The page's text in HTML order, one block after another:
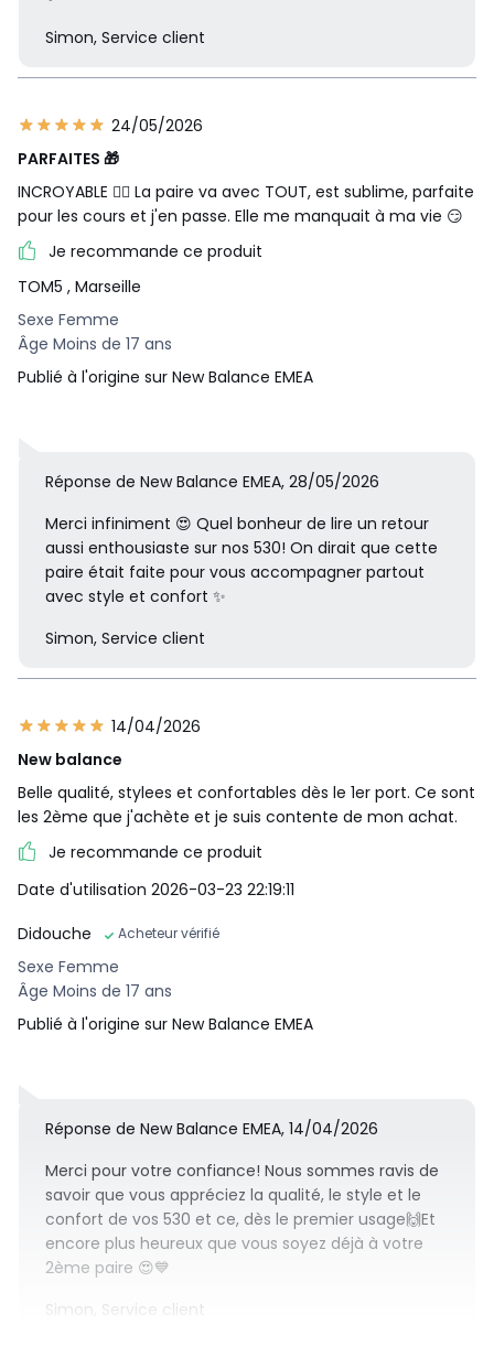
Simon, Service client
24/05/2026
PARFAITES 🎁️
INCROYABLE ❤️‍🔥️ La paire va avec TOUT, est sublime, parfaite
pour les cours et j'en passe. Elle me manquait à ma vie 😏️
Je recommande ce produit
TOM5 , Marseille
Sexe Femme
Âge Moins de 17 ans
Publié à l'origine sur New Balance EMEA
Réponse de New Balance EMEA, 28/05/2026
Merci infiniment 😍 Quel bonheur de lire un retour
aussi enthousiaste sur nos 530! On dirait que cette
paire était faite pour vous accompagner partout
avec style et confort ✨
Simon, Service client
14/04/2026
New balance
Belle qualité, stylees et confortables dès le 1er port. Ce sont
les 2ème que j'achète et je suis contente de mon achat.
Je recommande ce produit
Date d'utilisation 2026-03-23 22:19:11
Didouche
Acheteur vérifié
Sexe Femme
Âge Moins de 17 ans
Publié à l'origine sur New Balance EMEA
Réponse de New Balance EMEA, 14/04/2026
Merci pour votre confiance! Nous sommes ravis de
savoir que vous appréciez la qualité, le style et le
confort de vos 530 et ce, dès le premier usage🙌Et
encore plus heureux que vous soyez déjà à votre
2ème paire 😍💙
Simon, Service client